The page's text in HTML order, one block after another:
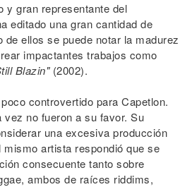
y gran representante del
editado una gran cantidad de
ellos se puede notar la madurez
impactantes trabajos como
Blazin"(2002).
controvertido para Capetlon.
no fueron a su favor. Su
una excesiva producción
artista respondió que se
consecuente tanto sobre
ambos de raíces riddims,